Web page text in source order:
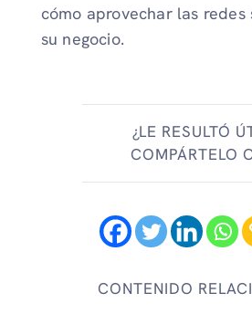
cómo aprovechar las redes
su negocio.
¿LE RESULTÓ
COMPÁRTELO
CONTENIDO